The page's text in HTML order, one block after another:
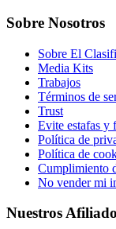
Sobre Nosotros
Sobre El
Media Kits
Trabajos
Términos de
Trust
Evite estafas y
Política de
Política de
Cumplimiento
No vender mi
Nuestros